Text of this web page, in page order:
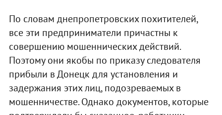
По словам днепропетровских похитителей,
все эти предприниматели причастны к
совершению мошеннических действий.
Поэтому они якобы по приказу следователя
прибыли в Донецк для установления и
задержания этих лиц, подозреваемых в
мошенничестве. Однако документов, которые